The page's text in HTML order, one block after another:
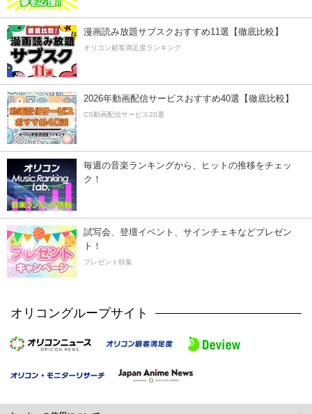
漫画読み放題サブスクおすすめ11選【徹底比較】
オリコン顧客満足度ランキング
2026年動画配信サービスおすすめ40選【徹底比較】
CS動画配信サービス20選
毎週の音楽ランキングから、ヒットの推移をチェッ
ク！
試写会、登壇イベント、サインチェキなどプレゼン
ト！
プレゼント特集
オリコングループサイト